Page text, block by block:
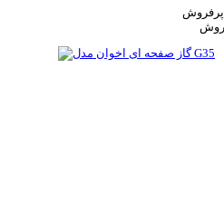
پرفروش